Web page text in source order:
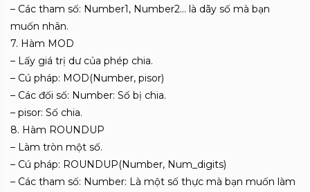
– Các tham số: Number1, Number2… là dãy số mà bạn
muốn nhân.
7. Hàm MOD
– Lấy giá trị dư của phép chia.
– Cú pháp: MOD(Number, pisor)
– Các đối số: Number: Số bị chia.
– pisor: Số chia.
8. Hàm ROUNDUP
– Làm tròn một số.
– Cú pháp: ROUNDUP(Number, Num_digits)
– Các tham số: Number: Là một số thực mà bạn muốn làm